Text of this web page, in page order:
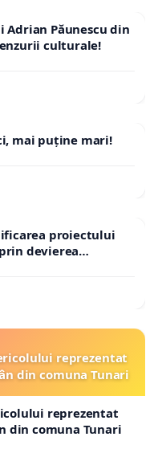
Păunescu din
culturale!
mai puține mari!
proiectului
devierea
reprezentat
din comuna Tunari
reprezentat
din comuna Tunari